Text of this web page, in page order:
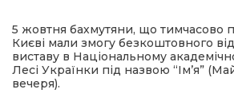
5 жовтня бахмутяни, що тимчасово
Києві мали змогу безкоштовного
виставу в Національному
Лесі Українки під назвою “Ім’я”
вечеря).